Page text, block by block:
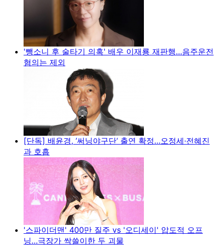
'뺑소니 후 술타기 의혹' 배우 이재룡 재판행…음주운전
혐의는 제외
[단독] 배윤경, ’써닝야구단‘ 출연 확정…오정세·전혜진
과 호흡
'스파이더맨' 400만 질주 vs '오디세이' 압도적 오프
닝…극장가 싹쓸이한 두 괴물